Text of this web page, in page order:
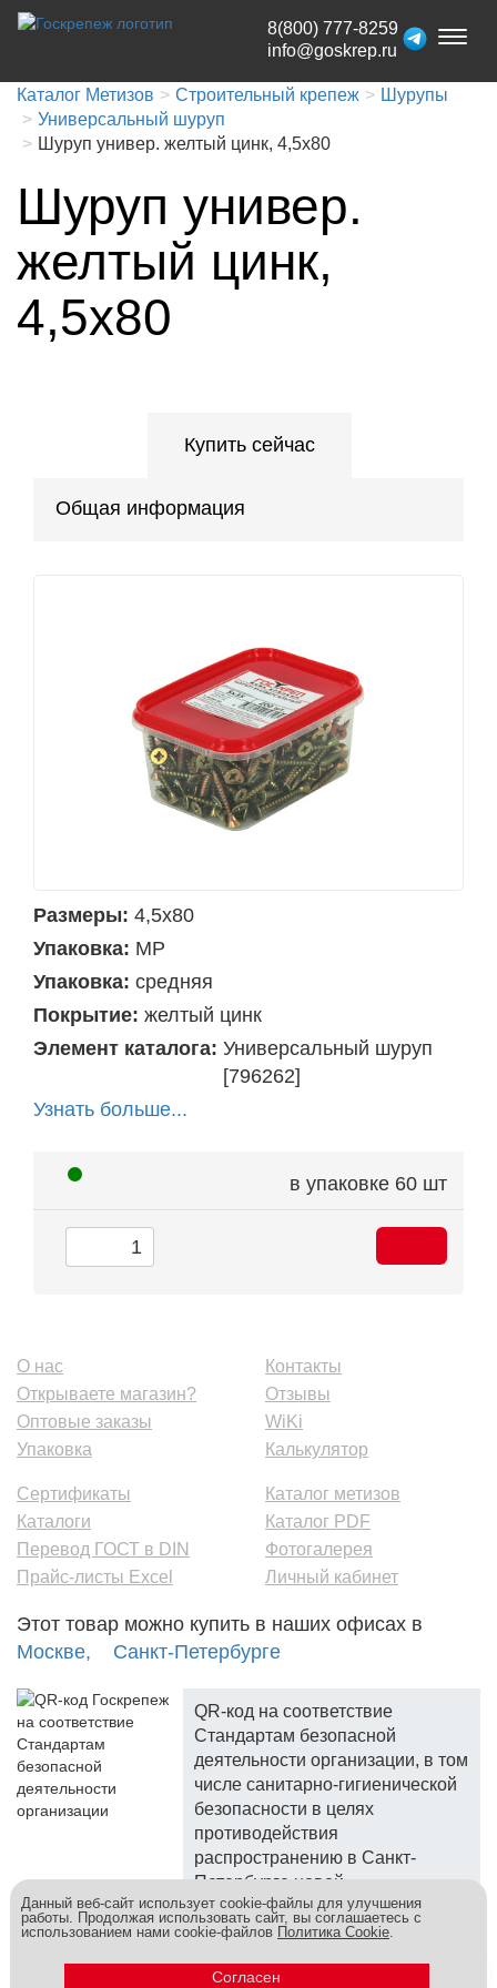
Toggle
8(800) 777-8259
info@goskrep.ru
Каталог Метизов Строительный крепеж
Шурупы
Универсальный шуруп
Шуруп универ. желтый цинк, 4,5х80
Шуруп универ.
желтый цинк,
4,5х80
Купить сейчас
Общая информация
Размеры: 4,5х80
Упаковка: MP
Упаковка: средняя
Покрытие: желтый цинк
Элемент каталога: Универсальный шуруп
[796262]
Узнать больше...
в упаковке 60 шт
О нас
Открываете магазин?
Оптовые заказы
Упаковка
Контакты
Отзывы
WiKi
Калькулятор
Сертификаты
Каталоги
Перевод ГОСТ в DIN
Прайс-листы Excel
Каталог метизов
Каталог PDF
Фотогалерея
Личный кабинет
Этот товар можно купить в наших офисах в
Москве,
Санкт-Петербурге
QR-код на соответствие
Стандартам безопасной
деятельности организации, в том
числе санитарно-гигиенической
безопасности в целях
противодействия
распространению в Санкт-
Петербурге новой
коронавирусной инфекции.
Метизы и крепеж оптом - это к нам! © 2026
Данный веб-сайт использует cookie-файлы для улучшения
работы. Продолжая использовать сайт, вы соглашаетесь с
использованием нами cookie-файлов Политика Cookie.
Согласен